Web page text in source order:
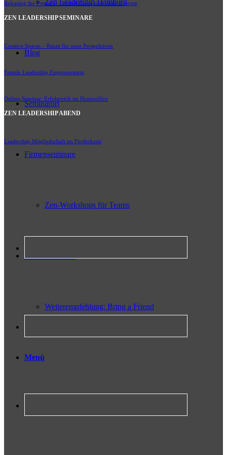
Zen Leadership Hamburg
Blog
Seminarort
Firmenseminare
Zen-Workshops für Teams
Weiterempfehlung: Bring a Friend
Menü
Releasing the Pressure – Stressbalance und vitale Energie
ZEN LEADERSHIP SEMINARE
Creative Spaces – Raum für neue Perspektiven
Female Leadership Empowerment
Online-Seminar: Erfolgreich im Homeoffice
ZEN LEADERSHIP ABEND
Leadership-Mitgliedschaft im Förderkreis